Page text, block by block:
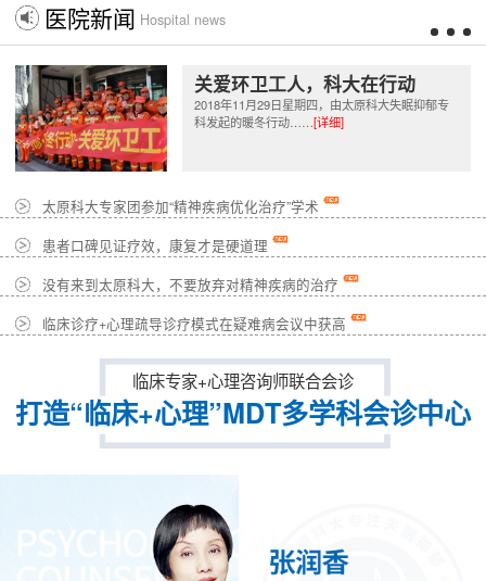
医院新闻 Hospital news
关爱环卫工人，科大在行动
2018年11月29日星期四，由太原科大失眠抑郁专
科发起的暖冬行动……[详细]
太原科大专家团参加“精神疾病优化治疗”学术
患者口碑见证疗效，康复才是硬道理
没有来到太原科大，不要放弃对精神疾病的治疗
临床诊疗+心理疏导诊疗模式在疑难病会议中获高
临床专家+心理咨询师联合会诊
打造“临床+心理”MDT多学科会诊中心